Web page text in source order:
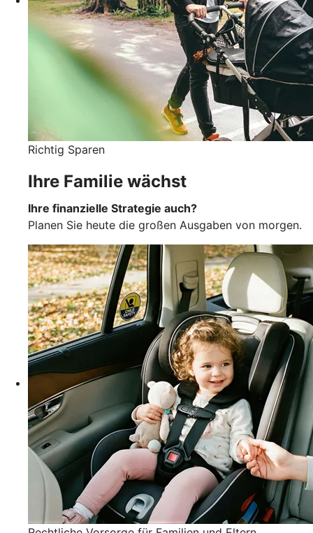
Richtig Sparen
Ihre Familie wächst
Ihre finanzielle Strategie auch?
Planen Sie heute die großen Ausgaben von morgen.